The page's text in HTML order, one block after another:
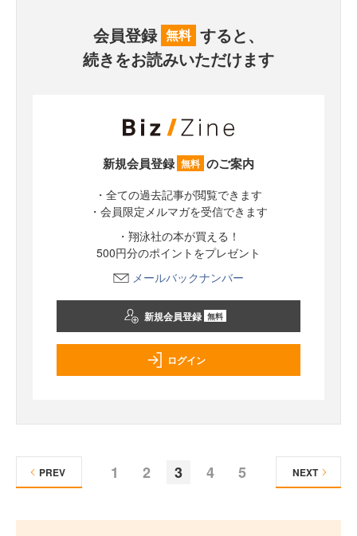
会員登録 無料 すると、
続きをお読みいただけます
新規会員登録 無料 のご案内
・全ての過去記事が閲覧できます
・会員限定メルマガを受信できます
・翔泳社の本が買える！
500円分のポイントをプレゼント
メールバックナンバー
新規会員登録 無料
ログイン
1 2 3 4 5
PREV NEXT